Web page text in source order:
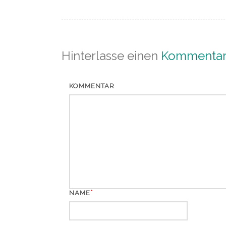
Hinterlasse einen
KOMMENTAR
NAME*